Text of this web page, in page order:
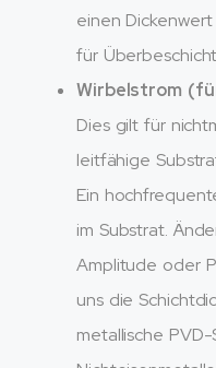
einen
für
Wirbelstrom
Dies gilt für
leitfähige
Ein
im Substrat.
Amplitude oder
uns die
metallische